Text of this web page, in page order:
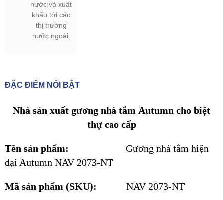
nước và xuất
khẩu tới các
thị trường
nước ngoài.
ĐẶC ĐIỂM NỔI BẬT
Nhà sản xuất gương nhà tắm Autumn cho biệt
thự cao cấp
Tên sản phẩm: Gương nhà tắm hiện
đại Autumn NAV 2073-NT
Mã sản phẩm (SKU): NAV 2073-NT